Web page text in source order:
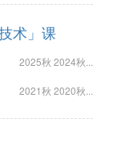
术」课
2025秋 2024秋...
2021秋 2020秋...